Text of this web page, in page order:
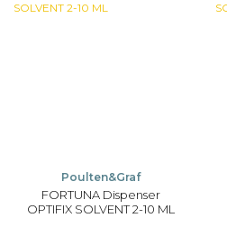
Poulten&Graf
FORTUNA Dispenser
OPTIFIX SOLVENT 2-10 ML